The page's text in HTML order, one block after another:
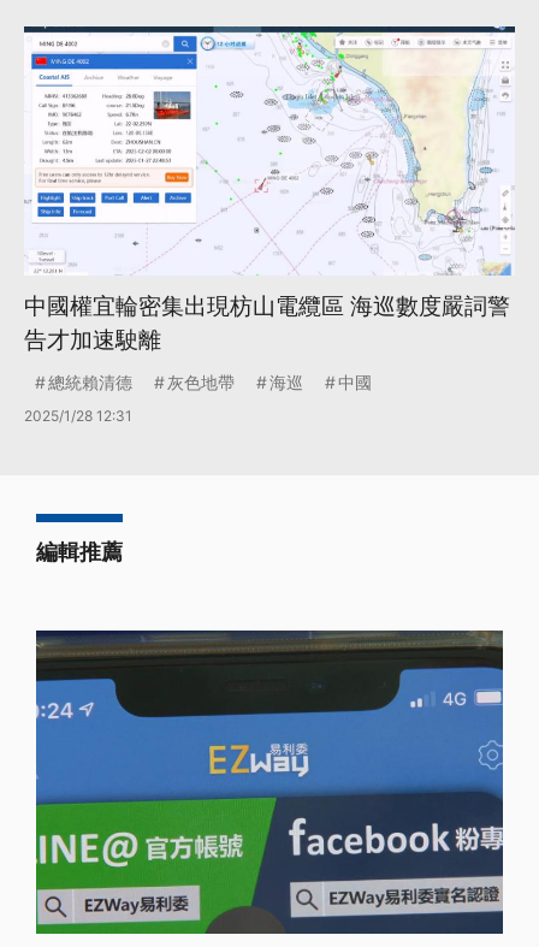
中國權宜輪密集出現枋山電纜區 海巡數度嚴詞警
告才加速駛離
總統賴清德 灰色地帶 海巡 中國
2025/1/28 12:31
編輯推薦